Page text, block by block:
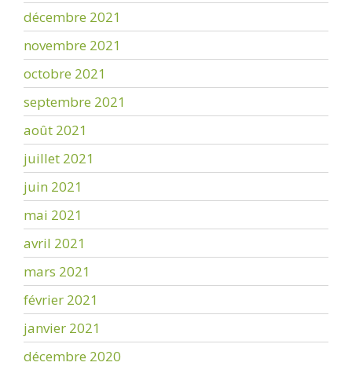
décembre 2021
novembre 2021
octobre 2021
septembre 2021
août 2021
juillet 2021
juin 2021
mai 2021
avril 2021
mars 2021
février 2021
janvier 2021
décembre 2020